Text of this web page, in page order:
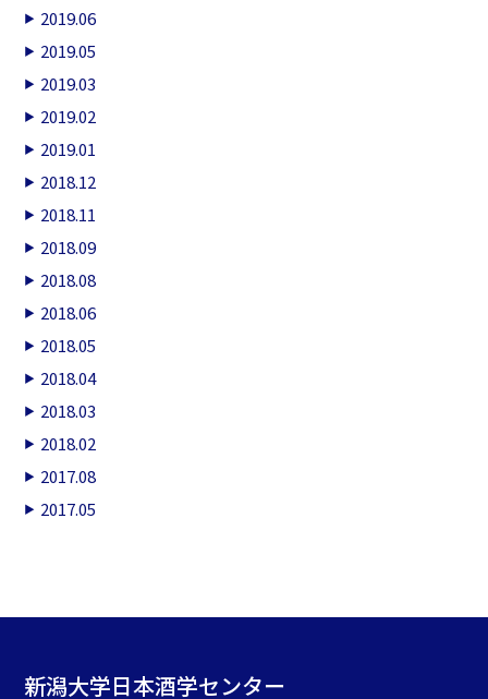
2019.06
2019.05
2019.03
2019.02
2019.01
2018.12
2018.11
2018.09
2018.08
2018.06
2018.05
2018.04
2018.03
2018.02
2017.08
2017.05
新潟大学日本酒学センター